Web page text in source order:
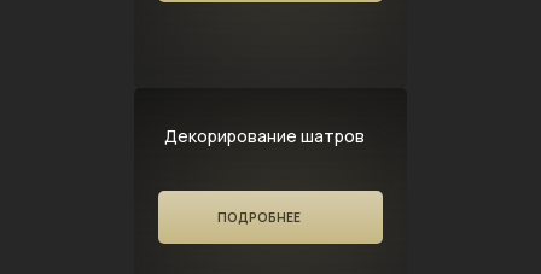
Декорирование шатров
ПОДРОБНЕЕ